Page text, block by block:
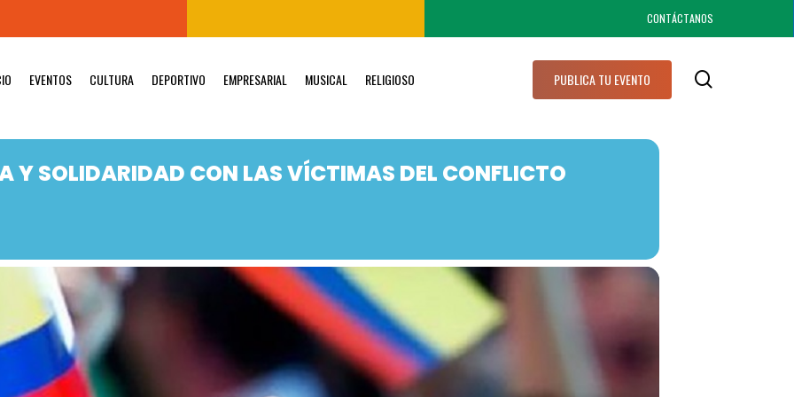
CONTÁCTANOS
EVENTOS CULTURA DEPORTIVO EMPRESARIAL MUSICAL RELIGIOSO PUBLICA TU EVENTO
Y SOLIDARIDAD CON LAS VÍCTIMAS DEL CONFLICTO